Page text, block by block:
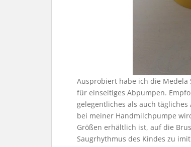
Ausprobiert habe ich die
für einseitiges Abpumpen.
gelegentliches als auch
bei meiner Handmilchpumpe
Größen erhältlich ist, auf die
Saugrhythmus des Kindes zu